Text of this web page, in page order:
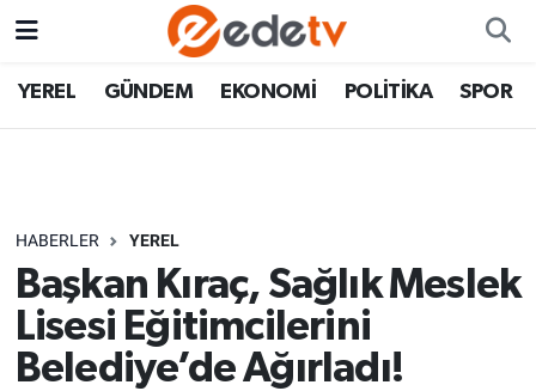
YEREL GÜNDEM EKONOMİ POLİTİKA SPOR
HABERLER YEREL
Başkan Kıraç, Sağlık Meslek
Lisesi Eğitimcilerini
Belediye’de Ağırladı!